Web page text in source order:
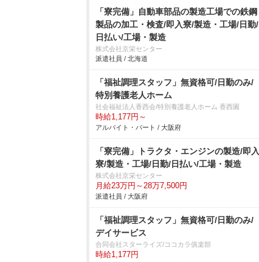
「寮完備」自動車部品の製造工場での鉄鋼
製品の加工・検査/即入寮/製造・工場/日勤/
日払い/工場・製造
株式会社京栄センター
派遣社員 / 北海道
「福祉調理スタッフ」無資格可/日勤のみ/
特別養護老人ホーム
社会福祉法人香西会/特別養護老人ホーム 香西園
時給1,177円～
アルバイト・パート / 大阪府
「寮完備」トラクタ・エンジンの製造/即入
寮/製造・工場/日勤/日払い/工場・製造
株式会社京栄センター
月給23万円～28万7,500円
派遣社員 / 大阪府
「福祉調理スタッフ」無資格可/日勤のみ/
デイサービス
合同会社スターライズ/ココカラ俱楽部
時給1,177円